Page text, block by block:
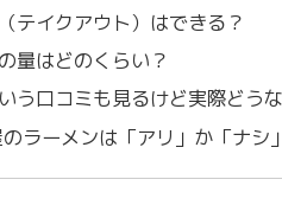
テイクアウト）はできる？
量はどのくらい？
う口コミも見るけど実際どう
ラーメンは「アリ」か「ナシ